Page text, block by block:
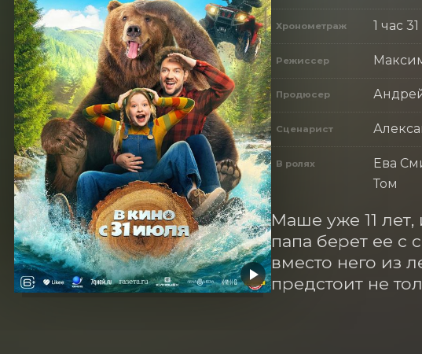
Хронометраж 1 час
Режиссер
Продюсер
Сценарист
В ролях
Ева
Том
Маше уже 11 лет,
папа берет ее
вместо него из
предстоит не